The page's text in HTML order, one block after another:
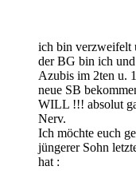
ich bin verzweifelt
der BG bin ich
Azubis im 2ten u.
neue SB
WILL !!! absolut
Nerv.
Ich möchte euch
jüngerer Sohn
hat :